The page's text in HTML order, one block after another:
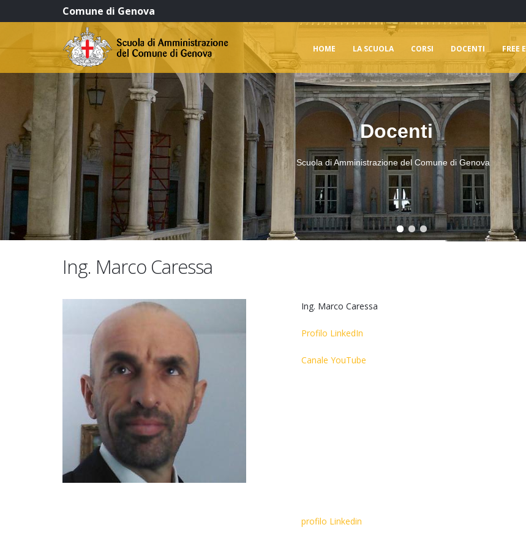
Comune di Genova
HOME LA SCUOLA CORSI DOCENTI FREE
Docenti
Scuola di Amministrazione del Comune di Genova
Ing. Marco Caressa
Ing. Marco Caressa
Profilo LinkedIn
Canale YouTube
profilo Linkedin